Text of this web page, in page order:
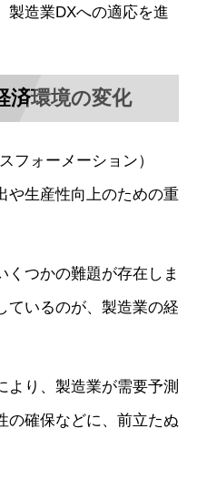
製造業DXへの適応を進
済環境の変化
フォーメーション）
や生産性向上のための重
くつかの難題が存在しま
ているのが、製造業の経
より、製造業が需要予測
の確保などに、前立たぬ